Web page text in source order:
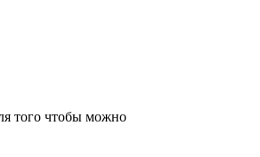
того чтобы можно